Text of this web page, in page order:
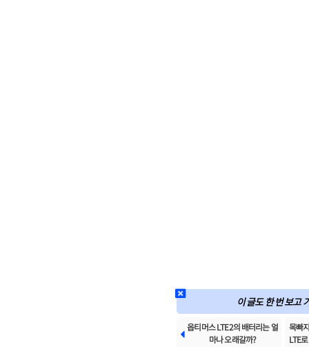
이 글도 한 번 보고
 옵티머스 LTE2의 배터리는 얼
마나 오래갈까?
목빠
LTE